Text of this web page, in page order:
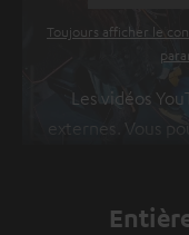
Toujours afficher le
Les vidéos
externes. Vous
extérieurs. Les